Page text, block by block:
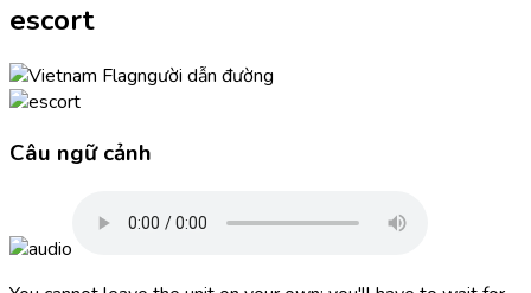
escort
người dẫn đường
Câu ngữ cảnh